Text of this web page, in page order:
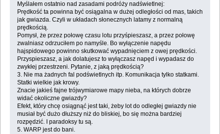
Myślałem ostatnio nad zasadami podróży nadświetlnej:
Prędkość ta powinna być osiągalna w dużej odległości od mas, takich
jak gwiazda. Czyli w układach słonecznych latamy z normalną
prędkością.
Pomysł, że przez połowę czasu lotu przyśpieszasz, a przez połowę
zwalniasz odrzuciłem po namyśle. Bo wyłączenie napędu
hajspidowego powinno skutkować wypadnięciem z owej prędkości.
Przyspieszasz, a jak dolatujesz to wyłączasz napęd i wypadasz do
zwykłej przestrzeni. Pytanie, z jaką prędkością?
3. Nie ma żadnych fal podświetlnych itp. Komunikacja tylko statkami.
Statki wielkie jak krowy.
Znacie jakieś fajne trójwymiarowe mapy nieba, na których dobrze
widać okoliczne gwiazdy?
Efekt, który chcę osiągnąć jest taki, żeby lot do odległej gwiazdy nie
musiał być dużo dłuższy niż do bliskiej, bo się można bardziej
rozpędzić. I paradoksy tu są.
5. WARP jest do bani.